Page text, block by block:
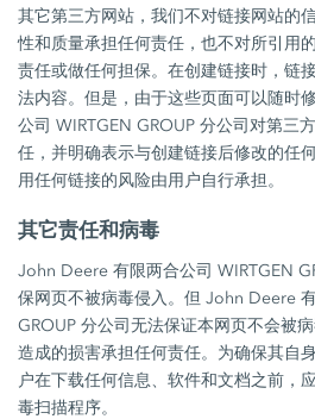
其它第三方网站，我们不对链接网站的
性和质量承担任何责任，也不对所引用
责任或做任何担保。在创建链接时，链
法内容。但是，由于这些页面可以随时
公司 WIRTGEN GROUP 分公司对第三
任，并明确表示与创建链接后修改的任
用任何链接的风险由用户自行承担。
其它责任和病毒
John Deere 有限两合公司 WIRTGEN
保网页不被病毒侵入。但 John Deere
GROUP 分公司无法保证本网页不会被
造成的损害承担任何责任。为确保其自
户在下载任何信息、软件和文档之前，
毒扫描程序。